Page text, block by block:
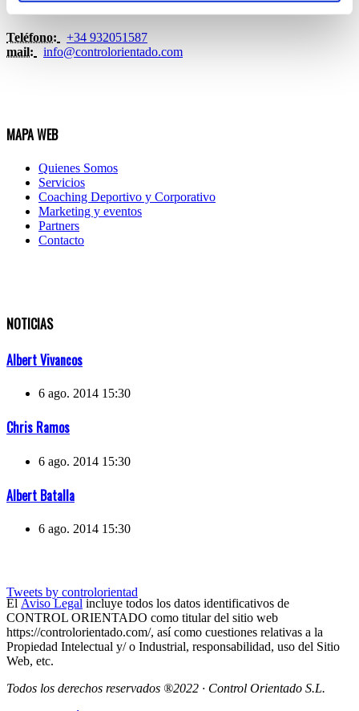
Teléfono: +34 932051587
mail:
info@controlorientado.com
MAPA WEB
Quienes Somos
Servicios
Coaching Deportivo y Corporativo
Marketing y eventos
Partners
Contacto
NOTICIAS
Albert Vivancos
6 ago. 2014 15:30
Chris Ramos
6 ago. 2014 15:30
Albert Batalla
6 ago. 2014 15:30
Tweets by controlorientad
El Aviso Legal incluye todos los datos identificativos de
CONTROL ORIENTADO como titular del sitio web
https://controlorientado.com/, así como cuestiones relativas a la
Propiedad Intelectual y/ o Industrial, responsabilidad, uso del Sitio
Web, etc.
Todos los derechos reservados ®2022 · Control Orientado S.L.